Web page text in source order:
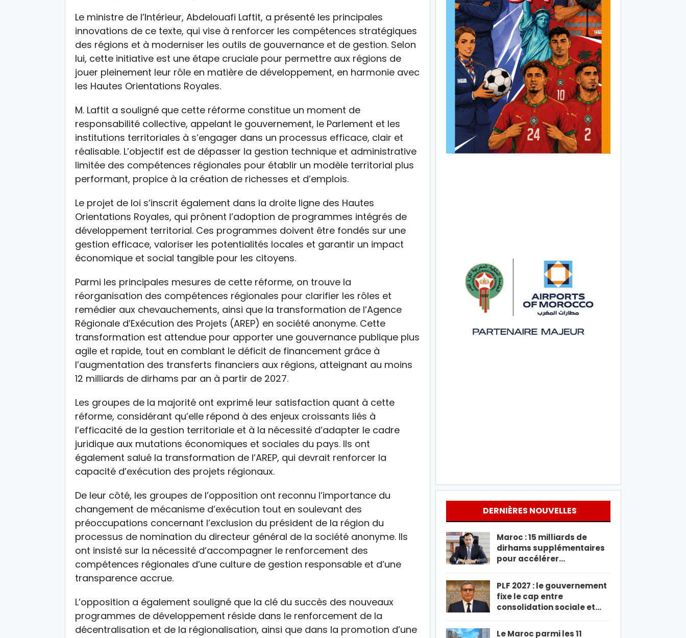
Le ministre de l’Intérieur, Abdelouafi Laftit, a présenté les principales
innovations de ce texte, qui vise à renforcer les compétences stratégiques
des régions et à moderniser les outils de gouvernance et de gestion. Selon
lui, cette initiative est une étape cruciale pour permettre aux régions de
jouer pleinement leur rôle en matière de développement, en harmonie avec
les Hautes Orientations Royales.
M. Laftit a souligné que cette réforme constitue un moment de
responsabilité collective, appelant le gouvernement, le Parlement et les
institutions territoriales à s’engager dans un processus efficace, clair et
réalisable. L’objectif est de dépasser la gestion technique et administrative
limitée des compétences régionales pour établir un modèle territorial plus
performant, propice à la création de richesses et d’emplois.
Le projet de loi s’inscrit également dans la droite ligne des Hautes
Orientations Royales, qui prônent l’adoption de programmes intégrés de
développement territorial. Ces programmes doivent être fondés sur une
gestion efficace, valoriser les potentialités locales et garantir un impact
économique et social tangible pour les citoyens.
Parmi les principales mesures de cette réforme, on trouve la
réorganisation des compétences régionales pour clarifier les rôles et
remédier aux chevauchements, ainsi que la transformation de l’Agence
Régionale d’Exécution des Projets (AREP) en société anonyme. Cette
transformation est attendue pour apporter une gouvernance publique plus
agile et rapide, tout en comblant le déficit de financement grâce à
l’augmentation des transferts financiers aux régions, atteignant au moins
12 milliards de dirhams par an à partir de 2027.
Les groupes de la majorité ont exprimé leur satisfaction quant à cette
réforme, considérant qu’elle répond à des enjeux croissants liés à
l’efficacité de la gestion territoriale et à la nécessité d’adapter le cadre
juridique aux mutations économiques et sociales du pays. Ils ont
également salué la transformation de l’AREP, qui devrait renforcer la
capacité d’exécution des projets régionaux.
De leur côté, les groupes de l’opposition ont reconnu l’importance du
changement de mécanisme d’exécution tout en soulevant des
préoccupations concernant l’exclusion du président de la région du
processus de nomination du directeur général de la société anonyme. Ils
ont insisté sur la nécessité d’accompagner le renforcement des
compétences régionales d’une culture de gestion responsable et d’une
transparence accrue.
L’opposition a également souligné que la clé du succès des nouveaux
programmes de développement réside dans le renforcement de la
décentralisation et de la régionalisation, ainsi que dans la promotion d’une
DERNIÈRES NOUVELLES
Maroc : 15 milliards de
dirhams supplémentaires
pour accélérer…
PLF 2027 : le gouvernement
fixe le cap entre
consolidation sociale et…
Le Maroc parmi les 11